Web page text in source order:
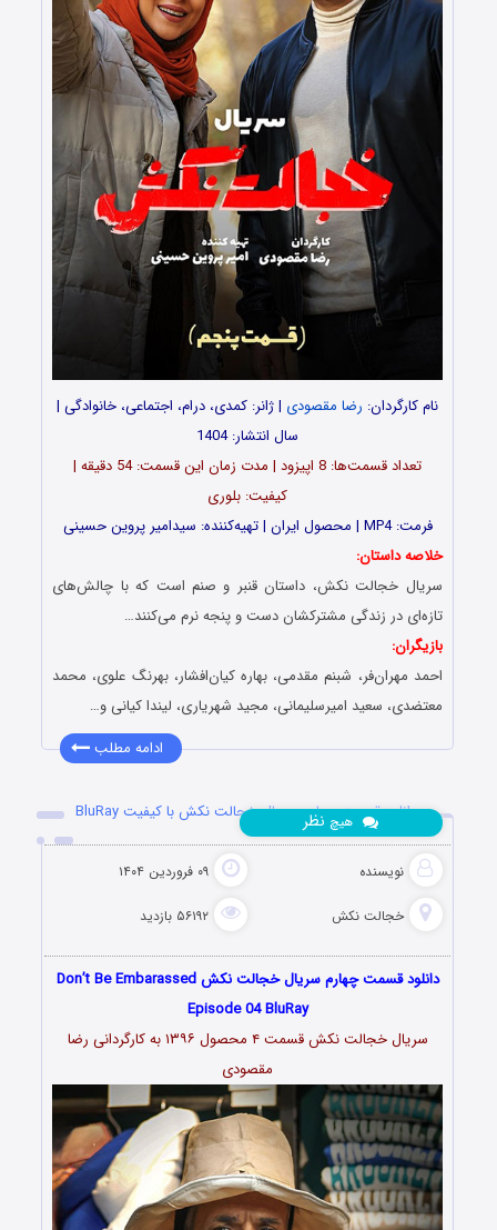
نام کارگردان: رضا مقصودی | ژانر: کمدی، درام، اجتماعی، خانوادگی |
سال انتشار: 1404
تعداد قسمت‌ها: 8 اپیزود | مدت زمان این قسمت: 54 دقیقه |
کیفیت: بلوری
فرمت: MP4 | محصول ایران | تهیه‌کننده: سیدامیر پروین حسینی
خلاصه داستان:
سریال خجالت نکش، داستان قنبر و صنم است که با چالش‌های
تازه‌ای در زندگی مشترکشان دست و پنجه نرم می‌کنند…
بازیگران:
احمد مهران‌فر، شبنم مقدمی، بهاره کیان‌افشار، بهرنگ علوی، محمد
معتضدی، سعید امیرسلیمانی، مجید شهریاری، لیندا کیانی و…
ادامه مطلب
دانلود قسمت چهارم سریال خجالت نکش با کیفیت BluRay
نویسنده ۰۹ فروردین ۱۴۰۴
خجالت نکش ۵۶۱۹۲ بازدید
هیچ نظر
دانلود قسمت چهارم سریال خجالت نکش Don’t Be Embarassed
Episode 04 BluRay
سریال خجالت نکش قسمت ۴ محصول ۱۳۹۶ به کارگردانی رضا
مقصودی